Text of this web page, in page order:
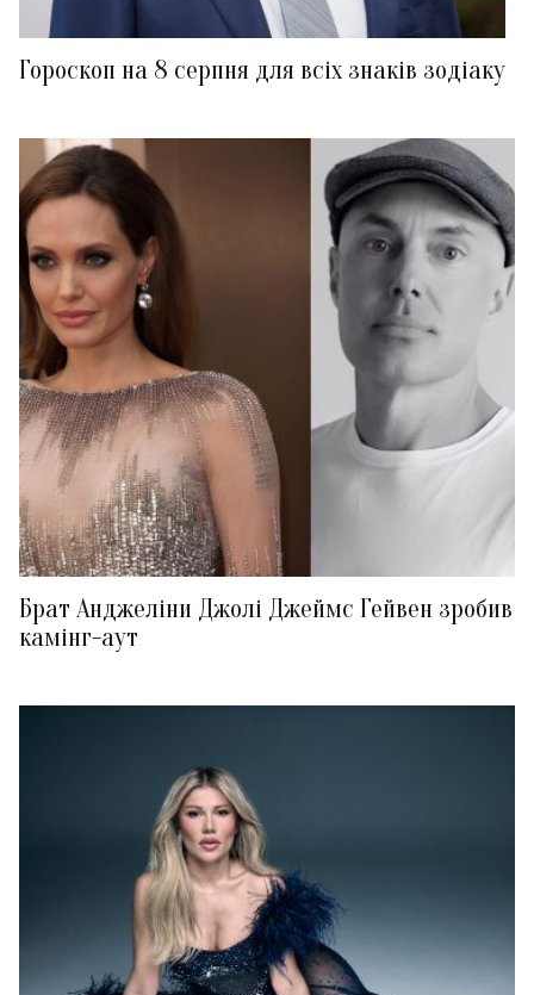
Гороскоп на 8 серпня для всіх знаків зодіаку
Брат Анджеліни Джолі Джеймс Гейвен зробив
камінг-аут